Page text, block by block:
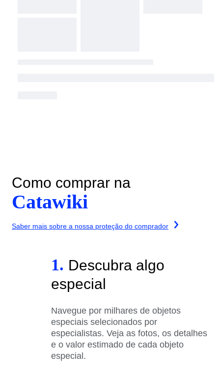
Como comprar na
Catawiki
Saber mais sobre a nossa proteção do comprador
1. Descubra algo
especial
Navegue por milhares de objetos
especiais selecionados por
especialistas. Veja as fotos, os detalhes
e o valor estimado de cada objeto
especial.